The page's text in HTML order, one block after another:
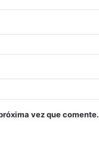
vez que comente.